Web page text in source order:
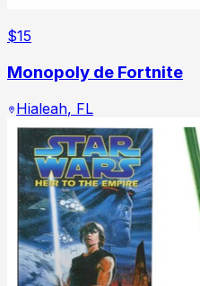
$15
Monopoly de Fortnite
Hialeah, FL